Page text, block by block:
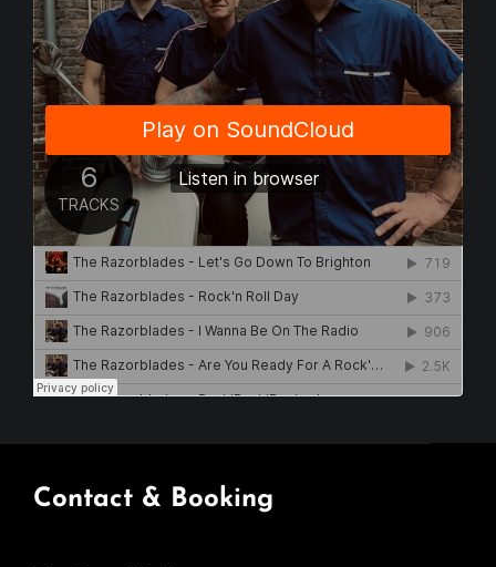
Contact & Booking